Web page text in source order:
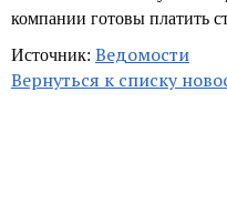
компании готовы платить
Источник: Ведомости
Вернуться к списку